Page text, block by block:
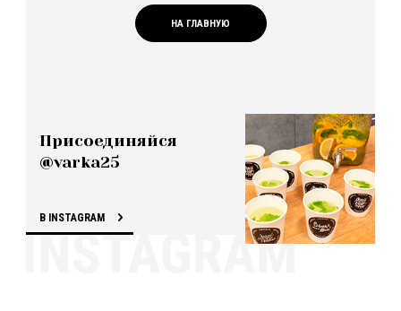
НА ГЛАВНУЮ
Присоединяйся
@varka25
В INSTAGRAM